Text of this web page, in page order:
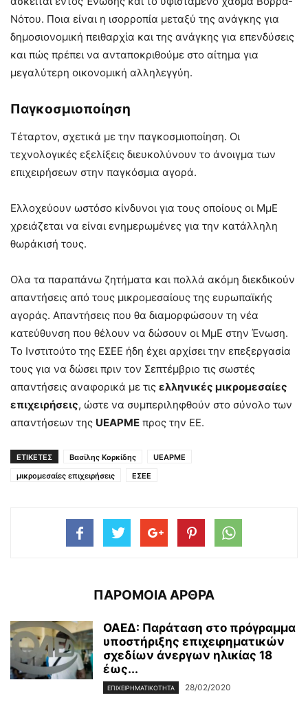
Νότου. Ποια είναι η ισορροπία μεταξύ της ανάγκης για
δημοσιονομική πειθαρχία και της ανάγκης για επενδύσεις
και πώς πρέπει να ανταποκριθούμε στο αίτημα για
μεγαλύτερη οικονομική αλληλεγγύη.
Παγκοσμιοποίηση
Τέταρτον, σχετικά με την παγκοσμιοποίηση. Οι
τεχνολογικές εξελίξεις διευκολύνουν το άνοιγμα των
επιχειρήσεων στην παγκόσμια αγορά.
Ελλοχεύουν ωστόσο κίνδυνοι για τους οποίους οι ΜμΕ
χρειάζεται να είναι ενημερωμένες για την κατάλληλη
θωράκισή τους.
Ολα τα παραπάνω ζητήματα και πολλά ακόμη διεκδικούν
απαντήσεις από τους μικρομεσαίους της ευρωπαϊκής
αγοράς. Απαντήσεις που θα διαμορφώσουν τη νέα
κατεύθυνση που θέλουν να δώσουν οι ΜμΕ στην Ένωση.
Το Ινστιτούτο της ΕΣΕΕ ήδη έχει αρχίσει την επεξεργασία
τους για να δώσει πριν τον Σεπτέμβριο τις σωστές
απαντήσεις αναφορικά με τις ελληνικές μικρομεσαίες
επιχειρήσεις, ώστε να συμπεριληφθούν στο σύνολο των
απαντήσεων της UEAPME προς την ΕΕ.
ΕΤΙΚΕΤΕΣ Βασίλης Κορκίδης
UEAPME
μικρομεσαίες επιχειρήσεις
ΕΣΕΕ
ΠΑΡΟΜΟΙΑ ΑΡΘΡΑ
ΟΑΕΔ: Παράταση στο πρόγραμμα
υποστήριξης επιχειρηματικών
σχεδίων άνεργων ηλικίας 18
έως...
ΕΠΙΧΕΙΡΗΜΑΤΙΚΌΤΗΤΑ 28/02/2020